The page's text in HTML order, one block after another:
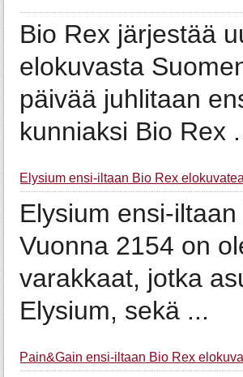
Bio Rex järjestää
elokuvasta
päivää juhlitaan
kunniaksi Bio Rex
Elysium ensi-iltaan Bio Rex
Elysium ensi-
Vuonna 2154 on
varakkaat, jotka
Elysium, sekä ...
Pain&Gain ensi-iltaan Bio Rex